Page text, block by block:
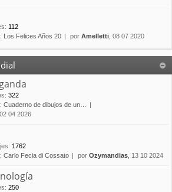
: 112
Los Felices Años 20 por Amelletti , 08 07 2020
: 322
Cuaderno de dibujos de un…
, 02 04 2026
: 1762
Carlo Fecia di Cossato por Ozymandias , 13 10 2024
: 250